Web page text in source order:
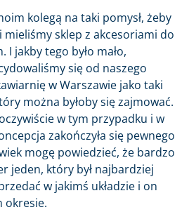
kolegą na taki pomysł, żeby
sklep z akcesoriami do
jakby tego było mało,
się od naszego
w Warszawie jako taki
można byłoby się zajmować.
w tym przypadku i w
zakończyła się pewnego
mogę powiedzieć, że bardzo
jeden, który był najbardziej
w jakimś układzie i on
okresie.